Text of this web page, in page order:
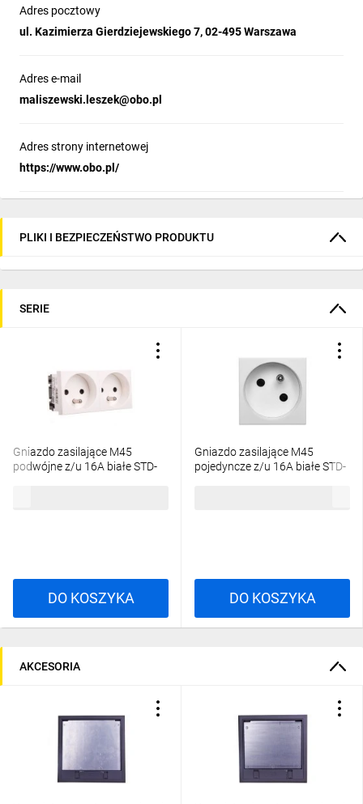
Adres pocztowy
ul. Kazimierza Gierdziejewskiego 7, 02-495 Warszawa
Adres e-mail
maliszewski.leszek@obo.pl
Adres strony internetowej
https://www.obo.pl/
PLIKI I BEZPIECZEŃSTWO PRODUKTU
SERIE
Gniazdo zasilające M45
podwójne z/u 16A białe STD-
DO KOSZYKA
Gniazdo zasilające M45
pojedyncze z/u 16A białe STD-
DO KOSZYKA
AKCESORIA